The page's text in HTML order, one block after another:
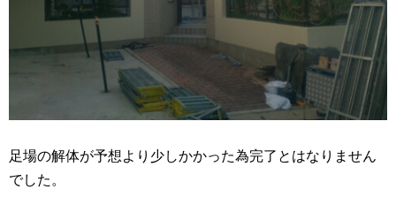
足場の解体が予想より少しかかった為完了とはなりません
でした。